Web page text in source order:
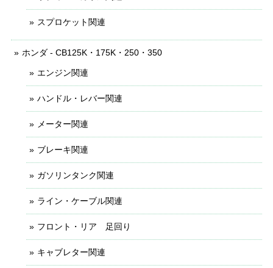
スプロケット関連
ホンダ - CB125K・175K・250・350
エンジン関連
ハンドル・レバー関連
メーター関連
ブレーキ関連
ガソリンタンク関連
ライン・ケーブル関連
フロント・リア 足回り
キャブレター関連